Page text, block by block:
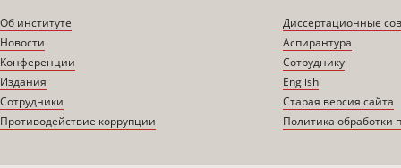
Об институте
Новости
Конференции
Издания
Сотрудники
Противодействие коррупции
Диссертационные
Аспирантура
Сотруднику
English
Старая версия сайта
Политика обработки